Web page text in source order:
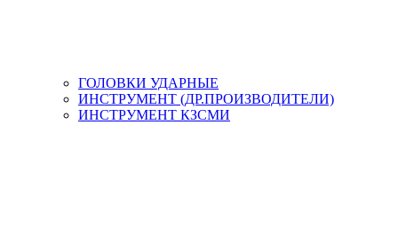
ГОЛОВКИ УДАРНЫЕ
ИНСТРУМЕНТ (ДР.ПРОИЗВОДИТЕЛИ)
ИНСТРУМЕНТ КЗСМИ